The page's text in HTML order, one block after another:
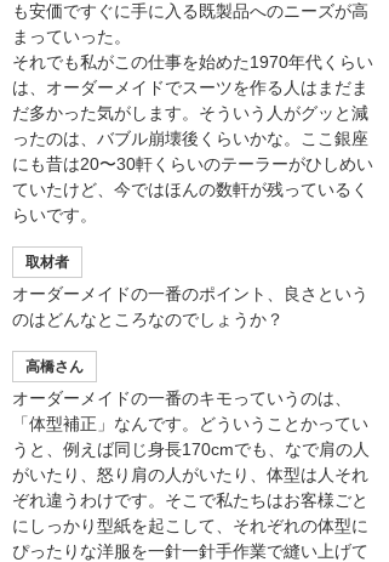
も安価ですぐに手に入る既製品へのニーズが高
まっていった。
それでも私がこの仕事を始めた1970年代くらい
は、オーダーメイドでスーツを作る人はまだま
だ多かった気がします。そういう人がグッと減
ったのは、バブル崩壊後くらいかな。ここ銀座
にも昔は20〜30軒くらいのテーラーがひしめい
ていたけど、今ではほんの数軒が残っているく
らいです。
取材者
オーダーメイドの一番のポイント、良さという
のはどんなところなのでしょうか？
高橋さん
オーダーメイドの一番のキモっていうのは、
「体型補正」なんです。どういうことかってい
うと、例えば同じ身長170cmでも、なで肩の人
がいたり、怒り肩の人がいたり、体型は人それ
ぞれ違うわけです。そこで私たちはお客様ごと
にしっかり型紙を起こして、それぞれの体型に
ぴったりな洋服を一針一針手作業で縫い上げて